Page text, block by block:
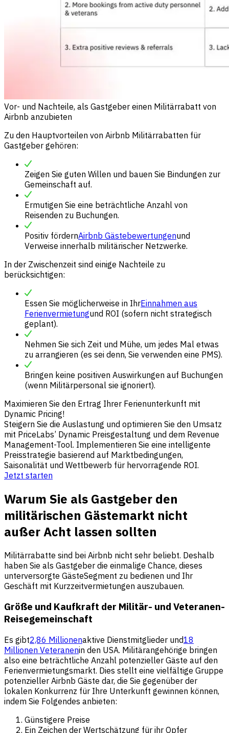
Vor- und Nachteile, als Gastgeber einen Militärrabatt von
Airbnb anzubieten
Zu den Hauptvorteilen von Airbnb Militärrabatten für
Gastgeber gehören:
Zeigen Sie guten Willen und bauen Sie Bindungen zur
Gemeinschaft auf.
Ermutigen Sie eine beträchtliche Anzahl von
Reisenden zu Buchungen.
Positiv fördernAirbnb Gästebewertungenund
Verweise innerhalb militärischer Netzwerke.
In der Zwischenzeit sind einige Nachteile zu
berücksichtigen:
Essen Sie möglicherweise in IhrEinnahmen aus
Ferienvermietungund ROI (sofern nicht strategisch
geplant).
Nehmen Sie sich Zeit und Mühe, um jedes Mal etwas
zu arrangieren (es sei denn, Sie verwenden eine PMS).
Bringen keine positiven Auswirkungen auf Buchungen
(wenn Militärpersonal sie ignoriert).
Maximieren Sie den Ertrag Ihrer Ferienunterkunft mit
Dynamic Pricing!
Steigern Sie die Auslastung und optimieren Sie den Umsatz
mit PriceLabs’ Dynamic Preisgestaltung und dem Revenue
Management-Tool. Implementieren Sie eine intelligente
Preisstrategie basierend auf Marktbedingungen,
Saisonalität und Wettbewerb für hervorragende ROI.
Jetzt starten
Warum Sie als Gastgeber den
militärischen Gästemarkt nicht
außer Acht lassen sollten
Militärrabatte sind bei Airbnb nicht sehr beliebt. Deshalb
haben Sie als Gastgeber die einmalige Chance, dieses
unterversorgte GästeSegment zu bedienen und Ihr
Geschäft mit Kurzzeitvermietungen auszubauen.
Größe und Kaufkraft der Militär- und Veteranen-
Reisegemeinschaft
Es gibt2,86 Millionenaktive Dienstmitglieder und18
Millionen Veteranenin den USA. Militärangehörige bringen
also eine beträchtliche Anzahl potenzieller Gäste auf den
Ferienvermietungsmarkt. Dies stellt eine vielfältige Gruppe
potenzieller Airbnb Gäste dar, die Sie gegenüber der
lokalen Konkurrenz für Ihre Unterkunft gewinnen können,
indem Sie Folgendes anbieten:
Günstigere Preise
Ein Zeichen der Wertschätzung für ihr Opfer